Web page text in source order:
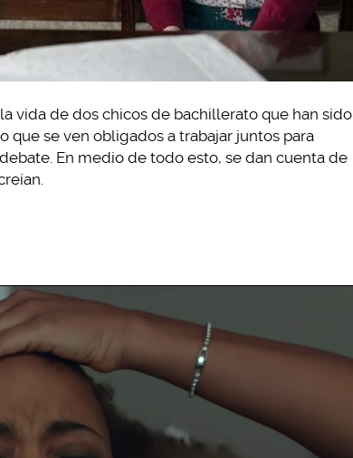
vida de dos chicos de bachillerato que han sido
que se ven obligados a trabajar juntos para
En medio de todo esto, se dan cuenta de